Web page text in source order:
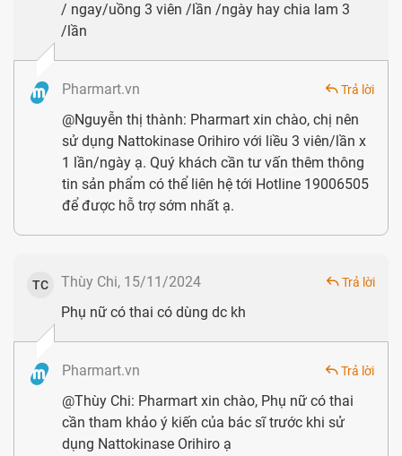
biến, sản phẩm với công dụng nổi bật đó là hỗ trợ, phòng
ngừa đột quỵ, tai biến mạch máu não.
Nên sử dụng Viên uống hỗ trợ điều trị tai biến
Nattokinase Orihiro như thế nào?
Nên sử dụng sản phẩm trước bữa ăn 30 phút hoặc sau
bữa ăn 60 phút, lưu ý không được uống với nước nóng trên
Anh Thông (35 tuổi, TP.HCM)
Tôi thường xuyên phải đi gặp gỡ khách hàng, đối tác nên
muộn, tôi đã bị đột quỵ, rất may đã được cấp cứu kịp thời.
Từ sau tai nạn đó, tôi luôn đặt sức khỏe lên ưu tiên hàng
đầu, ngoài ăn uống, nghỉ ngơi điều độ, tôi đã tìm kiếm một
/ ngay/uồng 3 viên /lần /ngày hay chia lam 3
/lần
Pharmart.vn Trả lời
@Nguyễn thị thành: Pharmart xin chào, chị nên
sử dụng Nattokinase Orihiro với liều 3 viên/lần x
1 lần/ngày ạ. Quý khách cần tư vấn thêm thông
tin sản phẩm có thể liên hệ tới Hotline 19006505
để được hỗ trợ sớm nhất ạ.
TC Thùy Chi, 15/11/2024 Trả lời
Phụ nữ có thai có dùng dc kh
Pharmart.vn Trả lời
@Thùy Chi: Pharmart xin chào, Phụ nữ có thai
cần tham khảo ý kiến của bác sĩ trước khi sử
dụng Nattokinase Orihiro ạ